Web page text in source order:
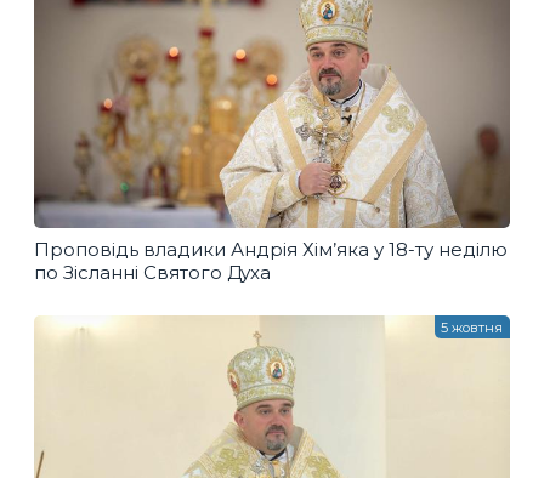
Проповідь владики Андрія Хім’яка у 18-ту неділю
по Зісланні Святого Духа
5 жовтня